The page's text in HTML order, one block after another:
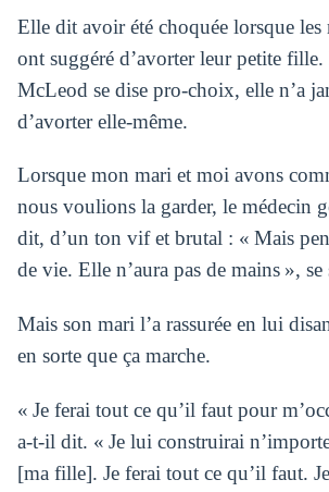
Elle dit avoir été choquée lorsque les
ont suggéré d’avorter leur petite
McLeod se dise pro-choix, elle n’a
d’avorter elle-même.
Lorsque mon mari et moi avons
nous voulions la garder, le médecin
dit, d’un ton vif et brutal : « Mais
de vie. Elle n’aura pas de mains »,
Mais son mari l’a rassurée en lui
en sorte que ça marche.
« Je ferai tout ce qu’il faut pour
a-t-il dit. « Je lui construirai
[ma fille]. Je ferai tout ce qu’il faut.